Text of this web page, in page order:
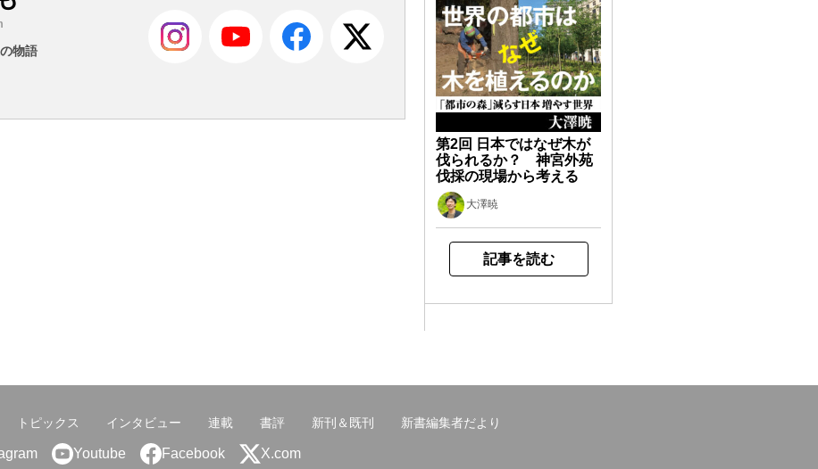
物語
第2回 日本ではなぜ木が
伐られるか？ 神宮外苑
伐採の現場から考える
大澤暁
記事を読む
トピックス インタビュー 連載 書評 新刊＆既刊 新書編集者だより
Youtube Facebook X.com